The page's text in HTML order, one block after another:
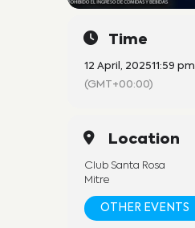
Time
12 April, 202511:59 pm
(GMT+00:00)
Location
Club Santa Rosa
Mitre
OTHER EVENTS